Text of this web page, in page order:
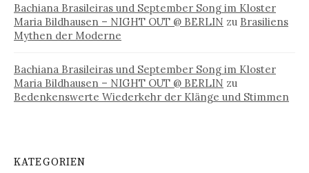
Bachiana Brasileiras und September Song im Kloster
Maria Bildhausen – NIGHT OUT @ BERLIN zu Brasiliens
Mythen der Moderne
Bachiana Brasileiras und September Song im Kloster
Maria Bildhausen – NIGHT OUT @ BERLIN zu
Bedenkenswerte Wiederkehr der Klänge und Stimmen
KATEGORIEN